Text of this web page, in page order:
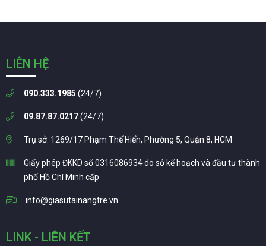
LIÊN HỆ
090.333.1985 (24/7)
09.87.87.0217(24/7)
Trụ sở: 1269/17 Phạm Thế Hiển, Phường 5, Quận 8, HCM
Giấy phép ĐKKD số 0316086934 do sở kế hoạch và đầu tư thành
phố Hồ Chí Minh cấp
info@giasutainangtre.vn
LINK - LIÊN KẾT